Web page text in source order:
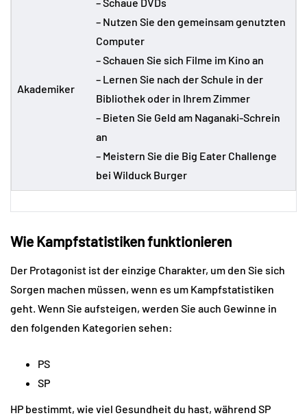
Akademiker
– Nutzen Sie den gemeinsam genutzten
Computer
– Schauen Sie sich Filme im Kino an
– Lernen Sie nach der Schule in der
Bibliothek oder in Ihrem Zimmer
– Bieten Sie Geld am Naganaki-Schrein
an
– Meistern Sie die Big Eater Challenge
bei Wilduck Burger
Wie Kampfstatistiken funktionieren
Der Protagonist ist der einzige Charakter, um den Sie sich
Sorgen machen müssen, wenn es um Kampfstatistiken
geht. Wenn Sie aufsteigen, werden Sie auch Gewinne in
den folgenden Kategorien sehen:
PS
SP
HP bestimmt, wie viel Gesundheit du hast, während SP